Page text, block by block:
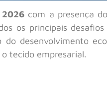
com a presença
os principais
desenvolvimento
tecido empresarial.